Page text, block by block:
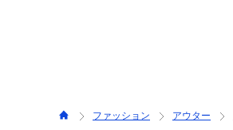
ファッション アウター